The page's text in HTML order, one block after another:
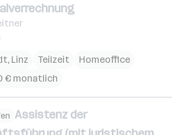
, Linz Teilzeit
Homeoffice
€ monatlich
Assistenz der